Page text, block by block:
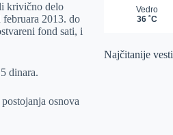
krivično delo
februara 2013. do
fond sati, i
dinara.
osnova
Najčitanije vesti